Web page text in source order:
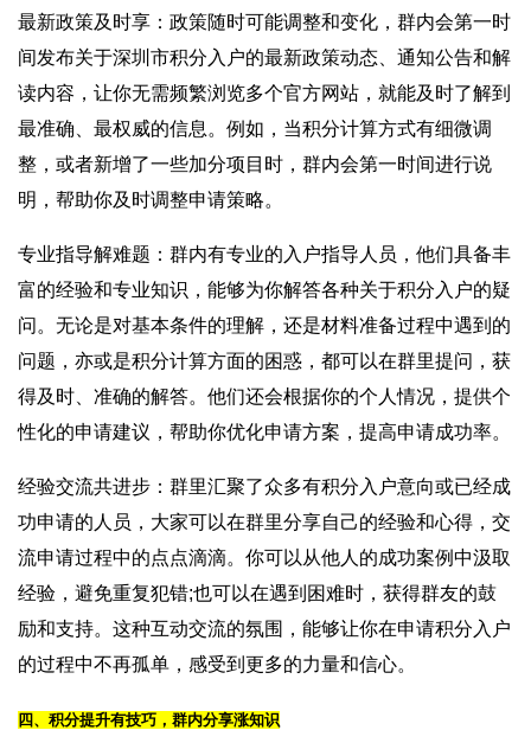
最新政策及时享：政策随时可能调整和变化，群内会第一时
间发布关于深圳市积分入户的最新政策动态、通知公告和解
读内容，让你无需频繁浏览多个官方网站，就能及时了解到
最准确、最权威的信息。例如，当积分计算方式有细微调
整，或者新增了一些加分项目时，群内会第一时间进行说
明，帮助你及时调整申请策略。
专业指导解难题：群内有专业的入户指导人员，他们具备丰
富的经验和专业知识，能够为你解答各种关于积分入户的疑
问。无论是对基本条件的理解，还是材料准备过程中遇到的
问题，亦或是积分计算方面的困惑，都可以在群里提问，获
得及时、准确的解答。他们还会根据你的个人情况，提供个
性化的申请建议，帮助你优化申请方案，提高申请成功率。
经验交流共进步：群里汇聚了众多有积分入户意向或已经成
功申请的人员，大家可以在群里分享自己的经验和心得，交
流申请过程中的点点滴滴。你可以从他人的成功案例中汲取
经验，避免重复犯错;也可以在遇到困难时，获得群友的鼓
励和支持。这种互动交流的氛围，能够让你在申请积分入户
的过程中不再孤单，感受到更多的力量和信心。
四、积分提升有技巧，群内分享涨知识